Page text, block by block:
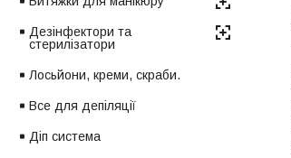
Дезінфектори та
стерилізатори
Лосьйони, креми, скраби.
Все для депіляції
Діп система